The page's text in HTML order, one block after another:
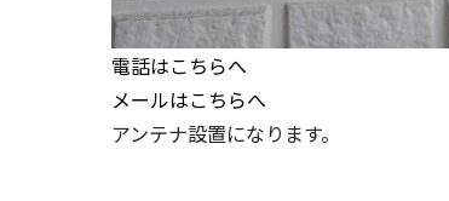
電話はこちらへ
メールはこちらへ
アンテナ設置になります。